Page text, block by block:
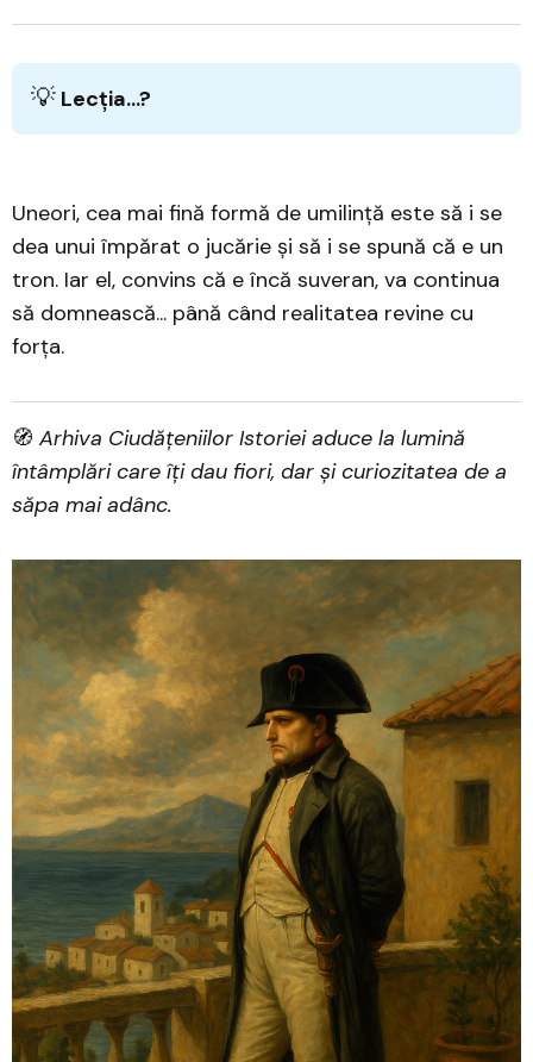
💡 Lecția...?
Uneori, cea mai fină formă de umilință este să i se
dea unui împărat o jucărie și să i se spună că e un
tron. Iar el, convins că e încă suveran, va continua
să domnească... până când realitatea revine cu
forța.
🧭 Arhiva Ciudățeniilor Istoriei aduce la lumină
întâmplări care îți dau fiori, dar și curiozitatea de a
săpa mai adânc.